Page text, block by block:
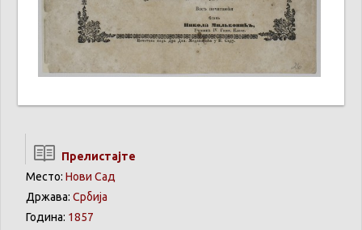
Прелистајте
Место: Нови Сад
Држава: Србија
Година: 1857